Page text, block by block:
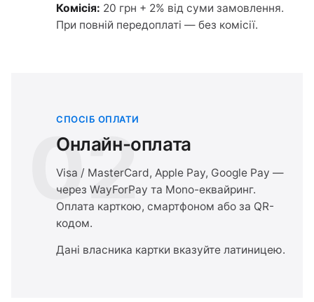
Комісія: 20 грн + 2% від суми замовлення.
При повній передоплаті — без комісії.
02
СПОСІБ ОПЛАТИ
Онлайн-оплата
Visa / MasterCard, Apple Pay, Google Pay —
через WayForPay та Mono-еквайринг.
Оплата карткою, смартфоном або за QR-
кодом.
Дані власника картки вказуйте латиницею.